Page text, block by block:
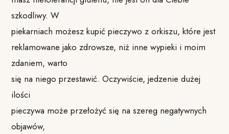
szkodliwy. W
piekarniach możesz kupić pieczywo z orkiszu, które jest
reklamowane jako zdrowsze, niż inne wypieki i moim
zdaniem, warto
się na niego przestawić. Oczywiście, jedzenie dużej
ilości
pieczywa może przełożyć się na szereg negatywnych
objawów,